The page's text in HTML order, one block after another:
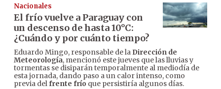
Nacionales
El frío vuelve a Paraguay con
un descenso de hasta 10°C:
¿Cuándo y por cuánto tiempo?
Eduardo Mingo, responsable de la Dirección de
Meteorología, mencionó este jueves que las lluvias y
tormentas se disiparán temporalmente al mediodía de
esta jornada, dando paso a un calor intenso, como
previa delfrente frío que persistiría algunos días.